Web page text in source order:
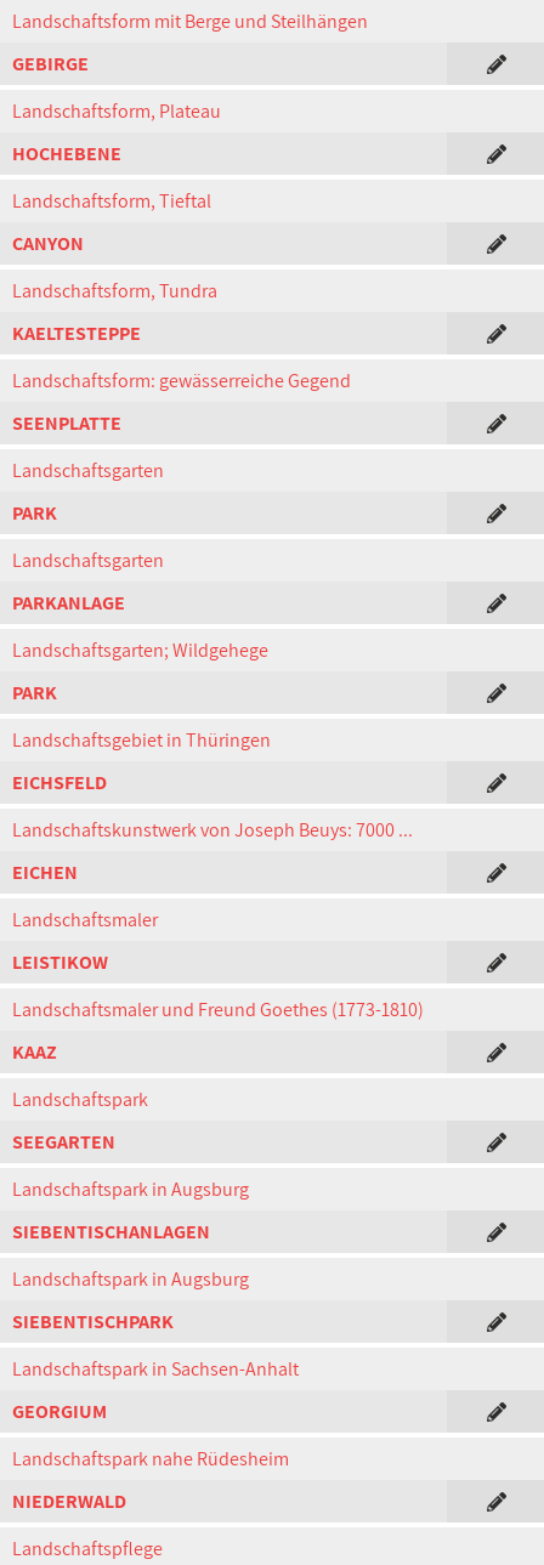
Landschaftsform mit Berge und Steilhängen
GEBIRGE
Landschaftsform, Plateau
HOCHEBENE
Landschaftsform, Tieftal
CANYON
Landschaftsform, Tundra
KAELTESTEPPE
Landschaftsform: gewässerreiche Gegend
SEENPLATTE
Landschaftsgarten
PARK
Landschaftsgarten
PARKANLAGE
Landschaftsgarten; Wildgehege
PARK
Landschaftsgebiet in Thüringen
EICHSFELD
Landschaftskunstwerk von Joseph Beuys: 7000 ...
EICHEN
Landschaftsmaler
LEISTIKOW
Landschaftsmaler und Freund Goethes (1773-1810)
KAAZ
Landschaftspark
SEEGARTEN
Landschaftspark in Augsburg
SIEBENTISCHANLAGEN
Landschaftspark in Augsburg
SIEBENTISCHPARK
Landschaftspark in Sachsen-Anhalt
GEORGIUM
Landschaftspark nahe Rüdesheim
NIEDERWALD
Landschaftspflege